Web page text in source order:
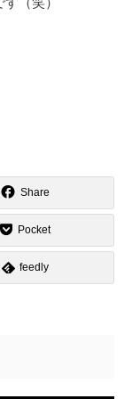
Share
Pocket
feedly